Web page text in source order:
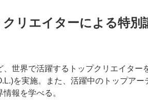
リエイターによる特別
世界で活躍するトップクリエイター
を実施。また、活躍中のトップアー
報を学べる。